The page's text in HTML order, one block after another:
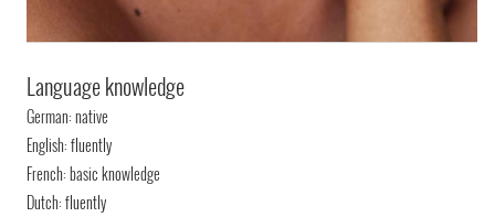
Language knowledge
German: native
English: fluently
French: basic knowledge
Dutch: fluently